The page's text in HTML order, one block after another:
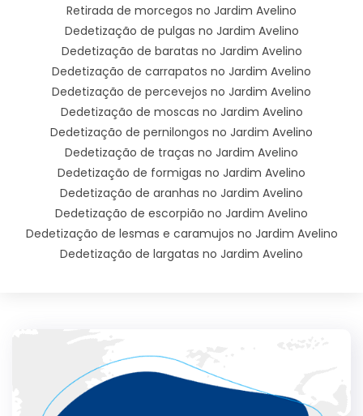
Retirada de morcegos no Jardim Avelino
Dedetização de pulgas no Jardim Avelino
Dedetização de baratas no Jardim Avelino
Dedetização de carrapatos no Jardim Avelino
Dedetização de percevejos no Jardim Avelino
Dedetização de moscas no Jardim Avelino
Dedetização de pernilongos no Jardim Avelino
Dedetização de traças no Jardim Avelino
Dedetização de formigas no Jardim Avelino
Dedetização de aranhas no Jardim Avelino
Dedetização de escorpião no Jardim Avelino
Dedetização de lesmas e caramujos no Jardim Avelino
Dedetização de largatas no Jardim Avelino